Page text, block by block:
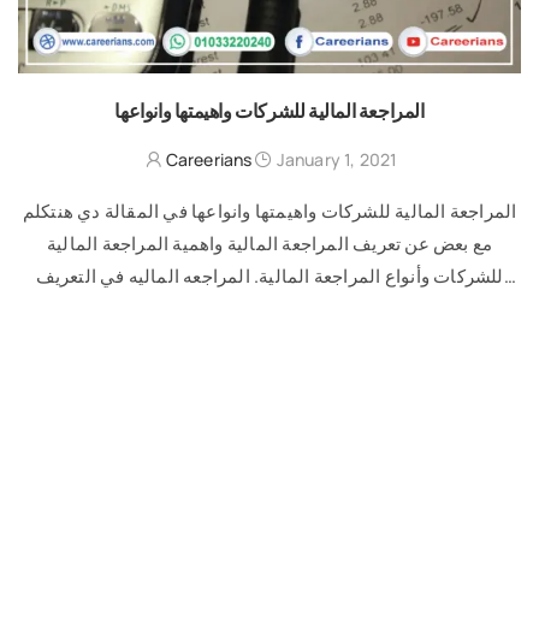
المراجعة المالية للشركات واهيمتها وانواعها
Careerians January 1, 2021
المراجعة المالية للشركات واهيمتها وانواعها في المقالة دي هنتكلم
مع بعض عن تعريف المراجعة المالية واهمية المراجعة المالية
للشركات وأنواع المراجعة المالية. المراجعه الماليه في التعريف